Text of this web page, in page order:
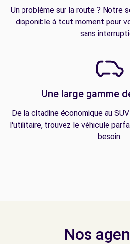
Un problème sur la route ? Notre
disponible à tout moment pour
sans
Une large gamme
De la citadine économique au
l'utilitaire, trouvez le véhicule
besoin.
Nos